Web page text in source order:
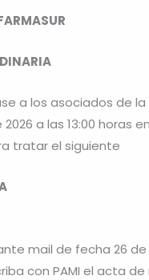
a los asociados de la
a las 13:00 horas
tratar el siguiente
mail de fecha 26 de
con PAMI el acta